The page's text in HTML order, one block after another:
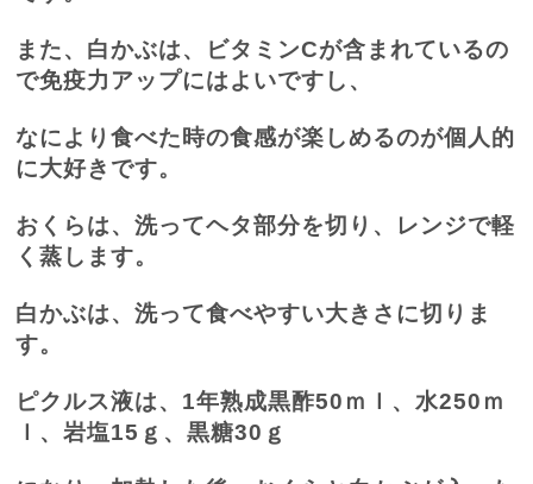
また、白かぶは、ビタミンCが含まれているの
で免疫力アップにはよいですし、
なにより食べた時の食感が楽しめるのが個人的
に大好きです。
おくらは、洗ってヘタ部分を切り、レンジで軽
く蒸します。
白かぶは、洗って食べやすい大きさに切りま
す。
ピクルス液は、 1年熟成黒酢50 ｍｌ、水250 ｍ
ｌ、岩塩15 ｇ、黒糖30 ｇ